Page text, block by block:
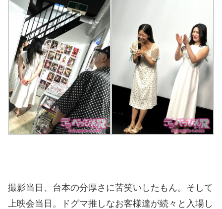
撮影当日、台本の分厚さに苦笑いしたもん。そして
上映会当日。ドグマ推しなお客様達が続々と入場し